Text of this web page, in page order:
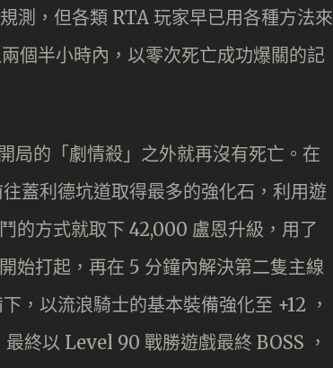
測，但各類 RTA 玩家早已用各種方法來
個半小時內，以零次死亡成功爆關的記
的「劇情殺」之外就再沒有死亡。在
蓋利德坑道取得最多的強化石，利用遊
的方式就取下 42,000 盧恩升級，用了
始打起，再在 5 分鐘內解決第二隻主線
，以流浪騎士的基本裝備強化至 +12 ，
終以 Level 90 戰勝遊戲最終 BOSS ，